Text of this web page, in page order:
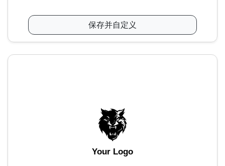
保存并自定义
Your Logo